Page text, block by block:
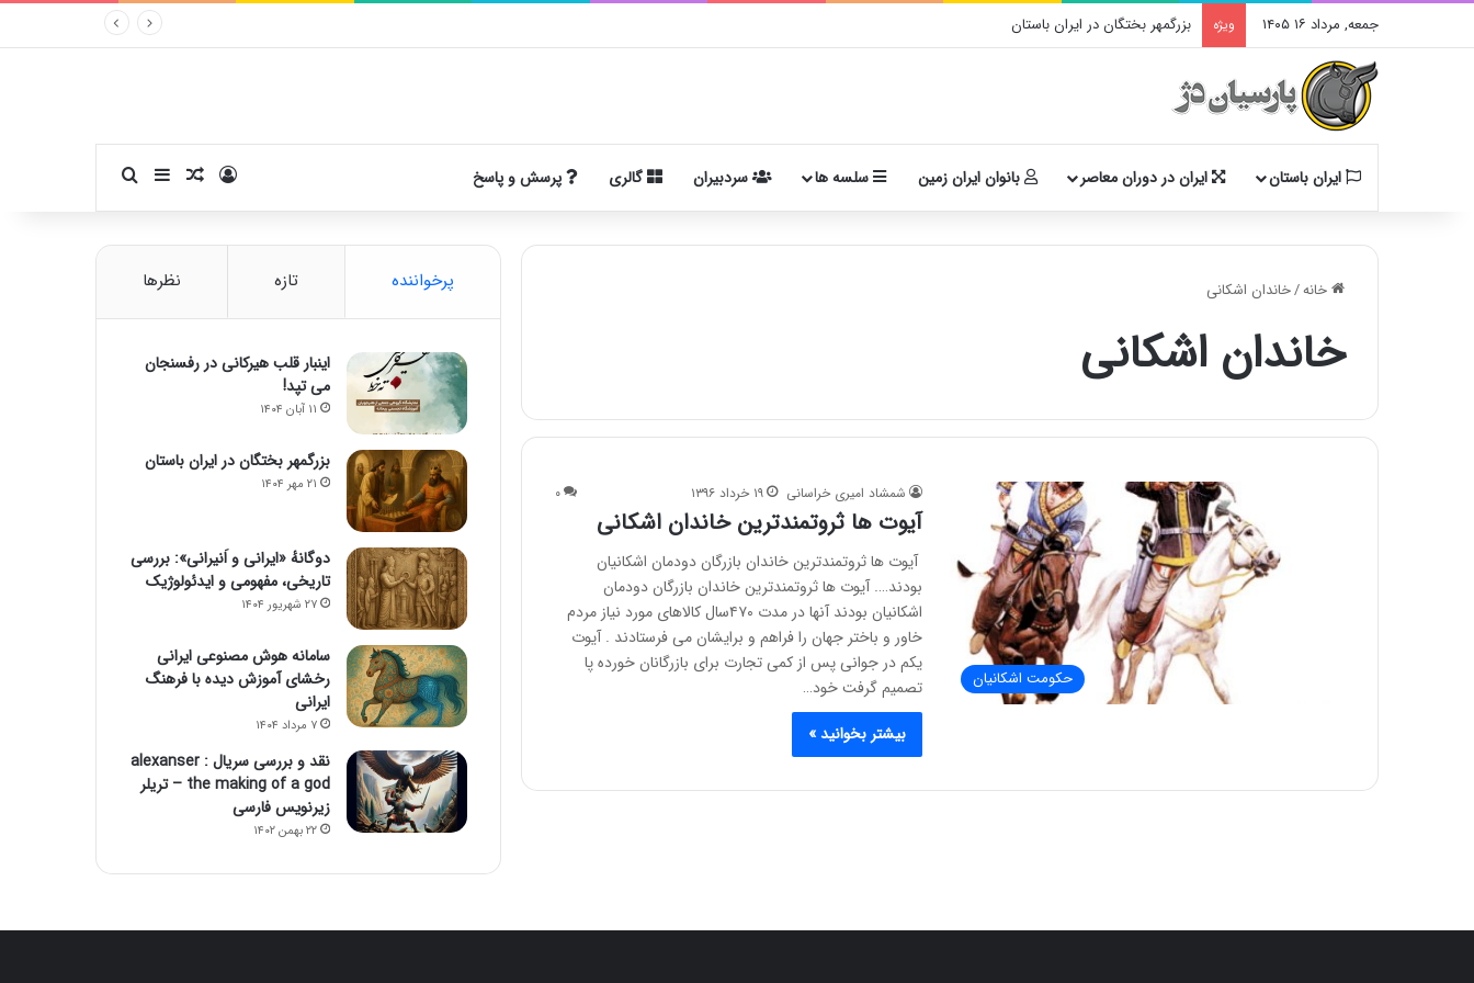
جمعه, مرداد ۱۶ ۱۴۰۵ ویژه بزرگمهر بختگان در ایران باستان
ایران باستان ایران در دوران معاصر بانوان ایران زمین سلسه ها سردبیران گالری پرسش و پاسخ ورودنوشته تصادفی
سایدبارجستجو برای
خانه/خاندان اشکانی
خاندان اشکانی
حکومت اشکانیان
شمشاد امیری خراسانی ۱۹ خرداد ۱۳۹۶ ۰
آیوت ها ثروتمندترین خاندان اشکانی
آیوت ها ثروتمندترین خاندان بازرگان دودمان اشکانیان
بودند…. آیوت ها ثروتمندترین خاندان بازرگان دودمان
اشکانیان بودند آنها در مدت ۴۷۰سال کالاهای مورد نیاز مردم
خاور و باختر جهان را فراهم و برایشان می فرستادند . آیوت
یکم در جوانی پس از کمی تجارت برای بازرگانان خورده پا
تصمیم گرفت خود…
بیشتر بخوانید »
پرخواننده تازه نظرها
اینبار قلب هیرکانی در رفسنجان
می تپد!
۱۱ آبان ۱۴۰۴
بزرگمهر بختگان در ایران باستان
۲۱ مهر ۱۴۰۴
دوگانهٔ «ایرانی و اَنیرانی»: بررسی
تاریخی، مفهومی و ایدئولوژیک
۲۷ شهریور ۱۴۰۴
سامانه هوش مصنوعی ایرانی
رخشای آموزش دیده با فرهنگ
ایرانی
۷ مرداد ۱۴۰۴
نقد و بررسی سریال alexanser :
the making of a god – تریلر
زیرنویس فارسی
۲۲ بهمن ۱۴۰۲